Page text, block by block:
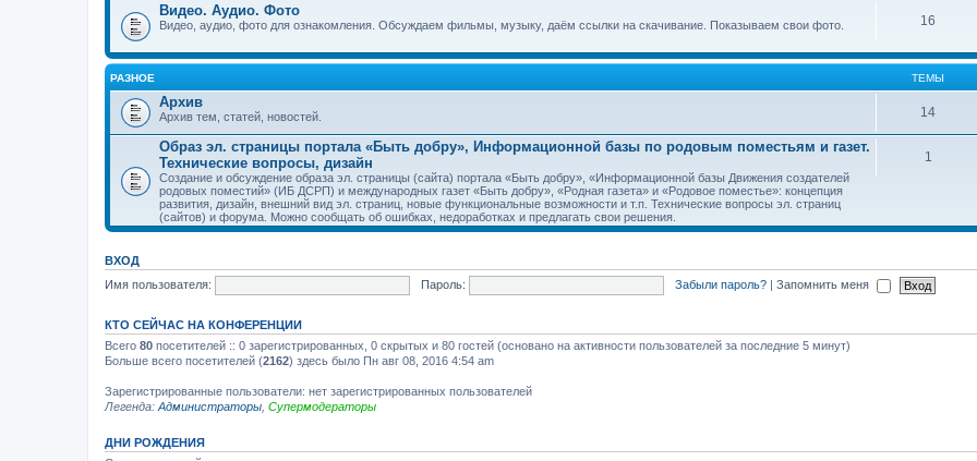
Видео. Аудио. Фото
Видео, аудио, фото для ознакомления. Обсуждаем фильмы, музыку, даём ссылки на скачивание. Показываем свои фото. 16
РАЗНОЕ ТЕМЫ
Архив
Архив тем, статей, новостей. 14
Образ эл. страницы портала «Быть добру», Информационной базы по родовым поместьям и газет.
Технические вопросы, дизайн
Создание и обсуждение образа эл. страницы (сайта) портала «Быть добру», «Информационной базы Движения создателей
родовых поместий» (ИБ ДСРП) и международных газет «Быть добру», «Родная газета» и «Родовое поместье»: концепция
развития, дизайн, внешний вид эл. страниц, новые функциональные возможности и т.п. Технические вопросы эл. страниц
(сайтов) и форума. Можно сообщать об ошибках, недоработках и предлагать свои решения.
1
ВХОД
Имя пользователя:
Пароль: Забыли пароль? | Запомнить меня
КТО СЕЙЧАС НА КОНФЕРЕНЦИИ
Всего 80 посетителей :: 0 зарегистрированных, 0 скрытых и 80 гостей (основано на активности пользователей за последние 5 минут)
Больше всего посетителей (2162) здесь было Пн авг 08, 2016 4:54 am
Зарегистрированные пользователи: нет зарегистрированных пользователей
Легенда: Администраторы Супермодераторы
ДНИ РОЖДЕНИЯ